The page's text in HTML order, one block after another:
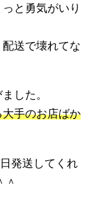
と勇気がいり
送で壊れてな
した。
手のお店ばか
発送してくれ
＾